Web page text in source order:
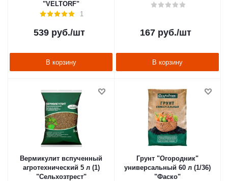
"VELTORF"
1
539 руб./шт
В корзину
167 руб./шт
В корзину
Вермикулит вспученный
агротехнический 5 л (1)
"Сельхозтрест"
Грунт "Огородник"
универсальный 60 л (1/36)
"Фаско"